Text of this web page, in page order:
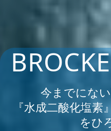
今までにな
『水成二酸化塩
をひ